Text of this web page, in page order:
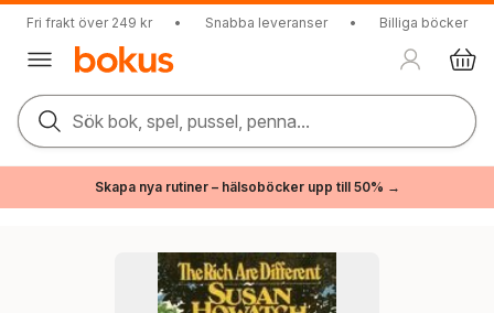
Fri frakt över 249 kr • Snabba leveranser • Billiga böcker
Sök bok, spel, pussel, penna...
Skapa nya rutiner – hälsoböcker upp till 50% →